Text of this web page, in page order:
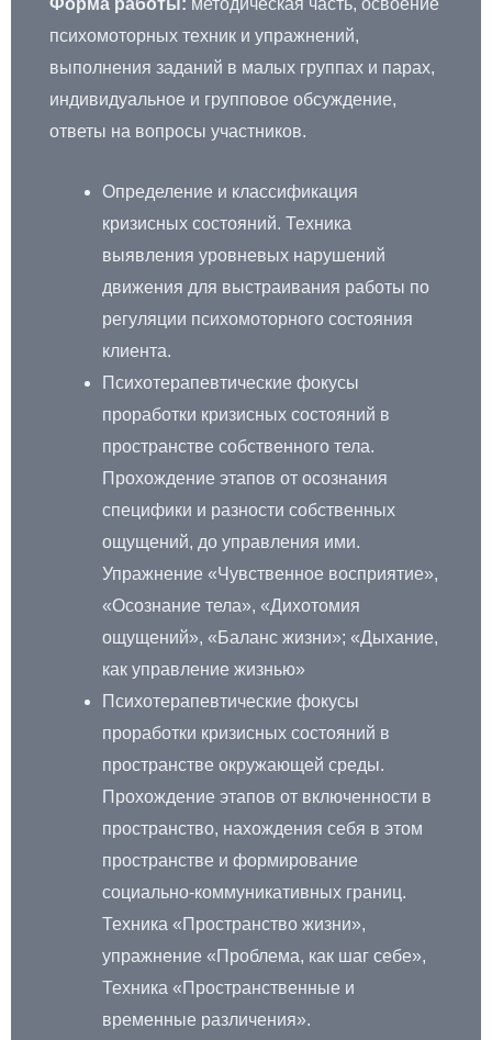
Форма работы: методическая часть, освоение
психомоторных техник и упражнений,
выполнения заданий в малых группах и парах,
индивидуальное и групповое обсуждение,
ответы на вопросы участников.
Определение и классификация
кризисных состояний. Техника
выявления уровневых нарушений
движения для выстраивания работы по
регуляции психомоторного состояния
клиента.
Психотерапевтические фокусы
проработки кризисных состояний в
пространстве собственного тела.
Прохождение этапов от осознания
специфики и разности собственных
ощущений, до управления ими.
Упражнение «Чувственное восприятие»,
«Осознание тела», «Дихотомия
ощущений», «Баланс жизни»; «Дыхание,
как управление жизнью»
Психотерапевтические фокусы
проработки кризисных состояний в
пространстве окружающей среды.
Прохождение этапов от включенности в
пространство, нахождения себя в этом
пространстве и формирование
социально-коммуникативных границ.
Техника «Пространство жизни»,
упражнение «Проблема, как шаг себе»,
Техника «Пространственные и
временные различения».